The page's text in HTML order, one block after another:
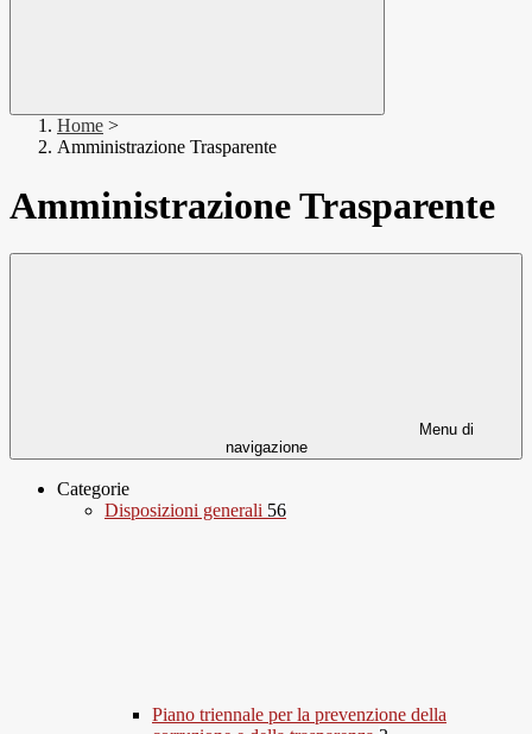
Home >
Amministrazione Trasparente
Amministrazione Trasparente
Menu di
navigazione
Categorie
Disposizioni generali 56
Piano triennale per la prevenzione della